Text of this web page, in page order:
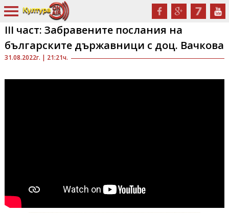
31.08.2022г. | 21:21ч.
III част: Забравените послания на
българските държавници с доц. Вачкова